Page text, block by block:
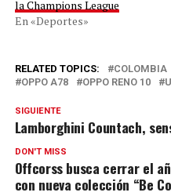
la Champions League
En «Deportes»
RELATED TOPICS: COLOMBIA
OPPO A78
OPPO RENO 10
SIGUIENTE
Lamborghini Countach,
DON'T MISS
Offcorss busca cerrar el
con nueva colección “Be